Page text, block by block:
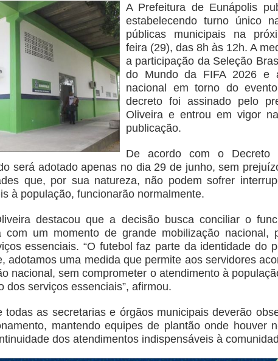
A Prefeitura de Eunápolis
estabelecendo turno único
públicas municipais na
feira (29), das 8h às 12h. A
a participação da Seleção
do Mundo da FIFA 2026 e
nacional em torno do
decreto foi assinado pelo
Oliveira e entrou em vigor
publicação.
De acordo com o Decreto
será adotado apenas no dia 29 de junho, sem
que, por sua natureza, não podem sofrer
à população, funcionarão normalmente.
destacou que a decisão busca conciliar o
com um momento de grande mobilização nacional,
essenciais. “O futebol faz parte da identidade do
adotamos uma medida que permite aos servidores
nacional, sem comprometer o atendimento à
dos serviços essenciais”, afirmou.
todas as secretarias e órgãos municipais deverão
mantendo equipes de plantão onde houver
dos atendimentos indispensáveis à